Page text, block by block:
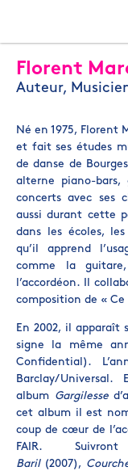
Florent
Auteur,
Né en 1975, Florent
et fait ses études
de danse de
alterne piano-bars,
concerts avec ses
aussi durant cette
dans les écoles,
qu’il apprend
comme la
l’accordéon. Il
composition de « Ce
En 2002, il apparaît
signe la même
Confidential).
Barclay/
album Gargilesse
cet album il est
coup de cœur de
FAIR.
Baril(2007),